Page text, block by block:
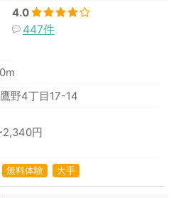
4.0
447件
野4丁目17-14
円
無料体験 大手